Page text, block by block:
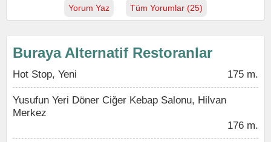
Yorum Yaz Tüm Yorumlar (25)
Buraya Alternatif Restoranlar
Hot Stop, Yeni 175 m.
Yusufun Yeri Döner Ciğer Kebap Salonu, Hilvan
Merkez
176 m.